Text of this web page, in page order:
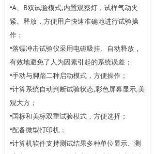
•A、B双试验模式,内置观察灯，试样气动夹
紧、释放，方便用户快速准确地进行试验操
作；
•落镖冲击试验仪采用电磁吸挂、自动释放，
有效地避免了人为因素引起的系统误差；
•手动与脚踏二种启动模式，方便操作；
•计算系统自动判断试验状态,彩色屏幕显示,美
观大方；
•国标和美标双重试验模式，方便选择；
•配备微型打印机；
•计算机软件支持测试结果多种单位显示、测